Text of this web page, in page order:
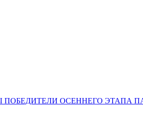
ПОБЕДИТЕЛИ ОСЕННЕГО ЭТАПА